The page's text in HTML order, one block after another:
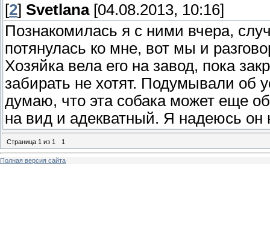
[2] Svetlana[04.08.2013, 10:16]
Познакомилась я с ними вчера,
потянулась ко мне, вот мы и
Хозяйка вела его на завод, пока
забирать не хотят. Подумывали об
думаю, что эта собака может еще
на вид и адекватный. Я надеюсь он
Страница 1 из 1 1
Полная версия сайта